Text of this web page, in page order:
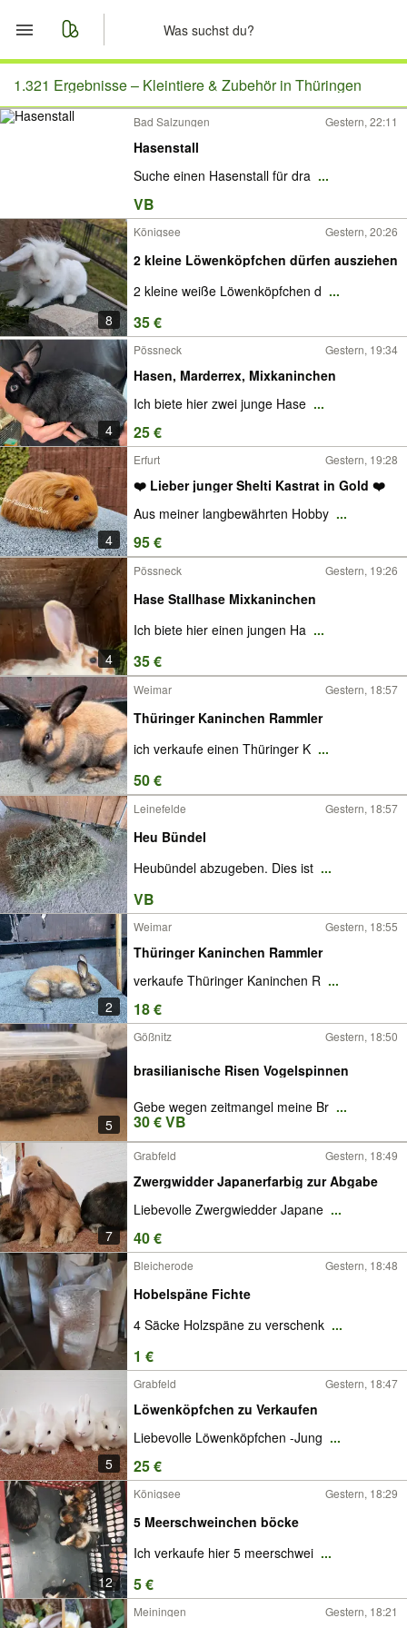
Start
Merkliste
Nachrichten
Anzeige aufgeben
1.321 Ergebnisse – Kleintiere & Zubehör in Thüringen
Bad Salzungen Gestern, 22:11
Hasenstall
Suche einen Hasenstall für dra ...
VB
8
Königsee Gestern, 20:26
2 kleine Löwenköpfchen dürfen ausziehen
2 kleine weiße Löwenköpfchen d ...
35 €
4
Pössneck Gestern, 19:34
Hasen, Marderrex, Mixkaninchen
Ich biete hier zwei junge Hase ...
25 €
4
Erfurt Gestern, 19:28
❤️ Lieber junger Shelti Kastrat in Gold ❤️
Aus meiner langbewährten Hobby ...
95 €
4
Pössneck Gestern, 19:26
Hase Stallhase Mixkaninchen
Ich biete hier einen jungen Ha ...
35 €
Weimar Gestern, 18:57
Thüringer Kaninchen Rammler
ich verkaufe einen Thüringer K ...
50 €
Leinefelde Gestern, 18:57
Heu Bündel
Heubündel abzugeben. Dies ist ...
VB
2
Weimar Gestern, 18:55
Thüringer Kaninchen Rammler
verkaufe Thüringer Kaninchen R ...
18 €
5
Gößnitz Gestern, 18:50
brasilianische Risen Vogelspinnen
Gebe wegen zeitmangel meine Br ...
30 € VB
7
Grabfeld Gestern, 18:49
Zwergwidder Japanerfarbig zur Abgabe
Liebevolle Zwergwiedder Japane ...
40 €
Bleicherode Gestern, 18:48
Hobelspäne Fichte
4 Säcke Holzspäne zu verschenk ...
1 €
5
Grabfeld Gestern, 18:47
Löwenköpfchen zu Verkaufen
Liebevolle Löwenköpfchen -Jung ...
25 €
12
Königsee Gestern, 18:29
5 Meerschweinchen böcke
Ich verkaufe hier 5 meerschwei ...
5 €
Meiningen Gestern, 18:21